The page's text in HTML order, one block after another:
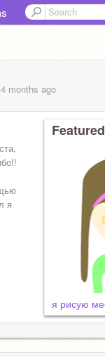
months ago
я
я рисую